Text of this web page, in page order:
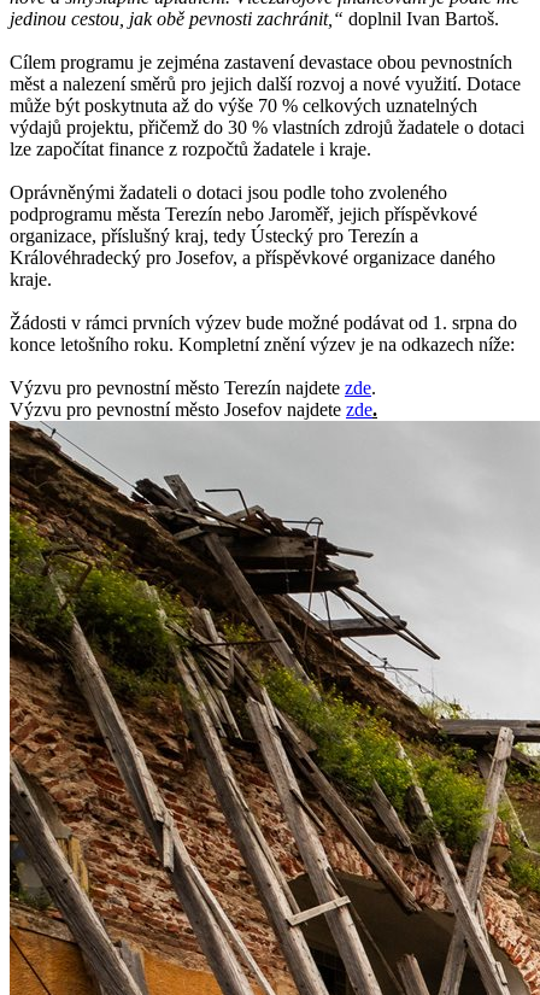
jedinou cestou, jak obě pevnosti zachránit,“ doplnil Ivan Bartoš.
Cílem programu je zejména zastavení devastace obou pevnostních
měst a nalezení směrů pro jejich další rozvoj a nové využití. Dotace
může být poskytnuta až do výše 70 % celkových uznatelných
výdajů projektu, přičemž do 30 % vlastních zdrojů žadatele o dotaci
lze započítat finance z rozpočtů žadatele i kraje.
Oprávněnými žadateli o dotaci jsou podle toho zvoleného
podprogramu města Terezín nebo Jaroměř, jejich příspěvkové
organizace, příslušný kraj, tedy Ústecký pro Terezín a
Královéhradecký pro Josefov, a příspěvkové organizace daného
kraje.
Žádosti v rámci prvních výzev bude možné podávat od 1. srpna do
konce letošního roku. Kompletní znění výzev je na odkazech níže:
Výzvu pro pevnostní město Terezín najdete zde.
Výzvu pro pevnostní město Josefov najdete zde.